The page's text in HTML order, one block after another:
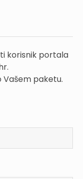
korisnik portala
Vašem paketu.